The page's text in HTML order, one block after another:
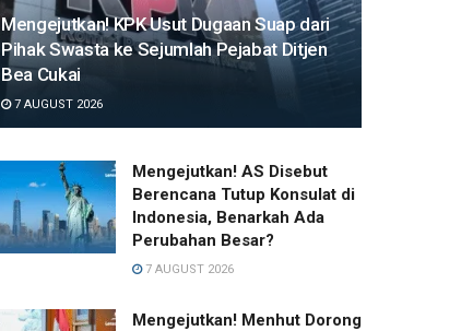
Mengejutkan! KPK Usut Dugaan Suap dari
Pihak Swasta ke Sejumlah Pejabat Ditjen
Bea Cukai
7 AUGUST 2026
Mengejutkan! AS Disebut
Berencana Tutup Konsulat di
Indonesia, Benarkah Ada
Perubahan Besar?
7 AUGUST 2026
Mengejutkan! Menhut Dorong